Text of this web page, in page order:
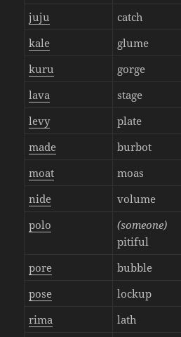
juju
catch
kale
glume
kuru
gorge
lava
stage
levy
plate
made
burbot
moat
moas
nide
volume
polo
(someone)
pitiful
pore bubble
pose
lockup
rima
lath